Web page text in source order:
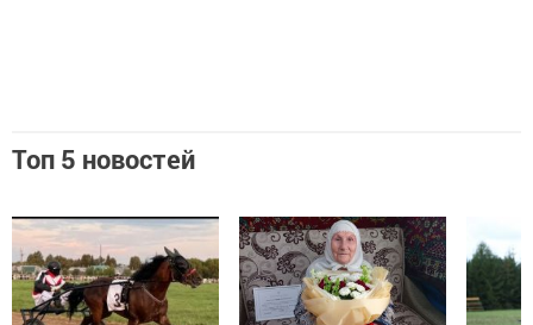
Топ 5 новостей